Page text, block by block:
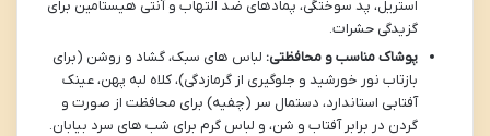
استریل، پد سوختگی، پمادهای ضد التهاب و آنتی هیستامین برای
گزیدگی حشرات.
پوشاک مناسب و محافظتی: لباس های سبک، گشاد و روشن (برای
بازتاب نور خورشید و جلوگیری از گرمازدگی)، کلاه لبه پهن، عینک
آفتابی استاندارد، دستمال سر (چفیه) برای محافظت از صورت و
گردن در برابر آفتاب و شن، و لباس گرم برای شب های سرد بیابان.